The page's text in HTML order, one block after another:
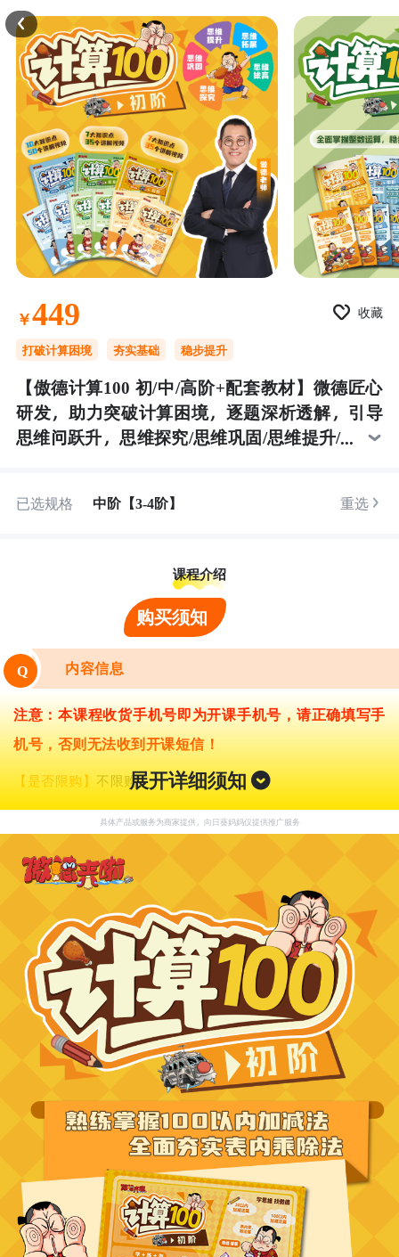
￥449 收藏
打破计算困境 夯实基础 稳步提升
【傲德计算100 初/中/高阶+配套教材】微德匠心
研发，助力突破计算困境，逐题深析透解，引导
思维问跃升，思维探究/思维巩固/思维提升/
已选规格 中阶【3-4阶】 重选
课程介绍
购买须知
Q 内容信息
注意：本课程收货手机号即为开课手机号，请正确填写手
机号，否则无法收到开课短信！
【是否限购】 不限购
傲德计算100 初/中/高阶
【课程包含】
熟练掌握100以内加减法，全面夯实表内乘除法。从基
础打牢到能力拔高，真正做到全面掌握、稳步提升。赠送配
套教材（3本讲义、6本练习册、2组教具）
中阶： 全面掌握整数运算，稳步夯实小数基础，针对对位数乘
除法、整数混合运算、巧算技巧，以及小数的基础知识和加
减运算进行全面解析。赠送配套教材（3本讲义、6本练习
册、2组教具）
涵盖小学5-6年级所有计算知识，全面解析方程、小数
乘除与分数的计算原理与技巧。赠送配套教材（3本讲义、6
本练习册、2组教具）
展开详细须知
具体产品或服务为商家提供，向日葵妈妈仅提供推广服务